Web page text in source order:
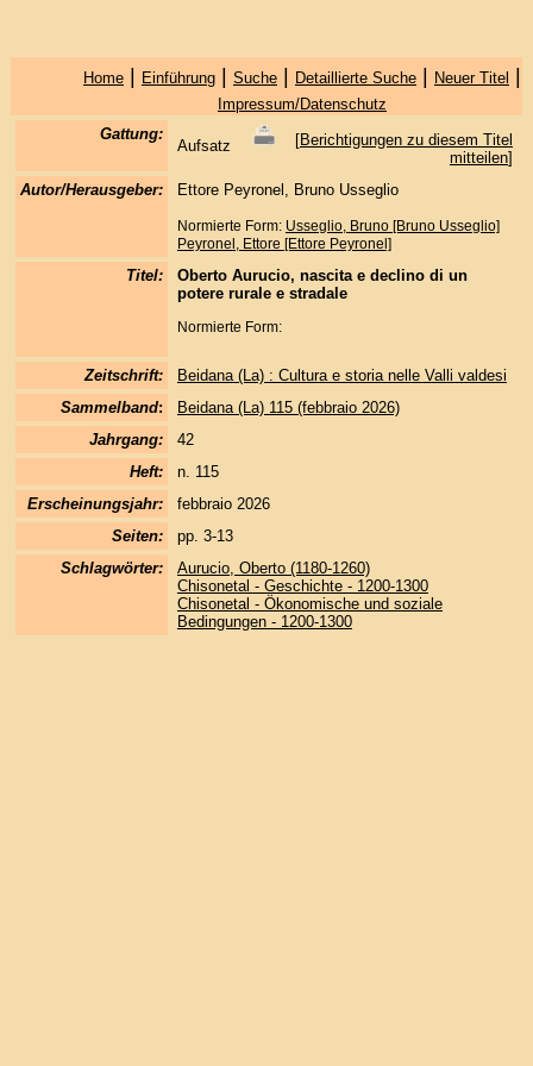
Home| Einführung| Suche| Detaillierte Suche| Neuer Titel |
Impressum/Datenschutz
Gattung:
Aufsatz [Berichtigungen zu diesem Titel
mitteilen]
Autor/Herausgeber:
Ettore Peyronel, Bruno Usseglio
Normierte Form: Usseglio, Bruno [Bruno Usseglio]
Peyronel, Ettore [Ettore Peyronel]
Titel:
Oberto Aurucio, nascita e declino di un
potere rurale e stradale
Normierte Form:
Zeitschrift:
Beidana (La) : Cultura e storia nelle Valli valdesi
Sammelband:
Beidana (La) 115 (febbraio 2026)
Jahrgang:
42
Heft:
n. 115
Erscheinungsjahr:
febbraio 2026
Seiten:
pp. 3-13
Schlagwörter:
Aurucio, Oberto (1180-1260)
Chisonetal - Geschichte - 1200-1300
Chisonetal - Ökonomische und soziale
Bedingungen - 1200-1300